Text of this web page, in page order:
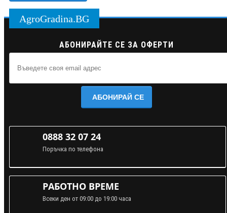
AgroGradina.BG
АБОНИРАЙТЕ СЕ ЗА ОФЕРТИ
АБОНИРАЙ СЕ
0888 32 07 24
Поръчка по телефона
РАБОТНО ВРЕМЕ
Всеки ден от 09:00 до 19:00 часа